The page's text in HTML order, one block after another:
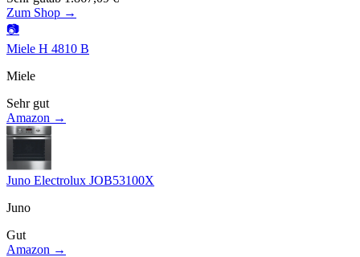
Zum Shop →
📷
Miele H 4810 B
Miele
Sehr gut
Amazon →
Juno Electrolux JOB53100X
Juno
Gut
Amazon →